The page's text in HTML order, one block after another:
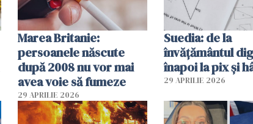
Marea Britanie:
persoanele născute
după 2008 nu vor mai
avea voie să fumeze
29 APRILIE 2026
Suedia: de la
învățământul
înapoi la pix și
29 APRILIE 2026